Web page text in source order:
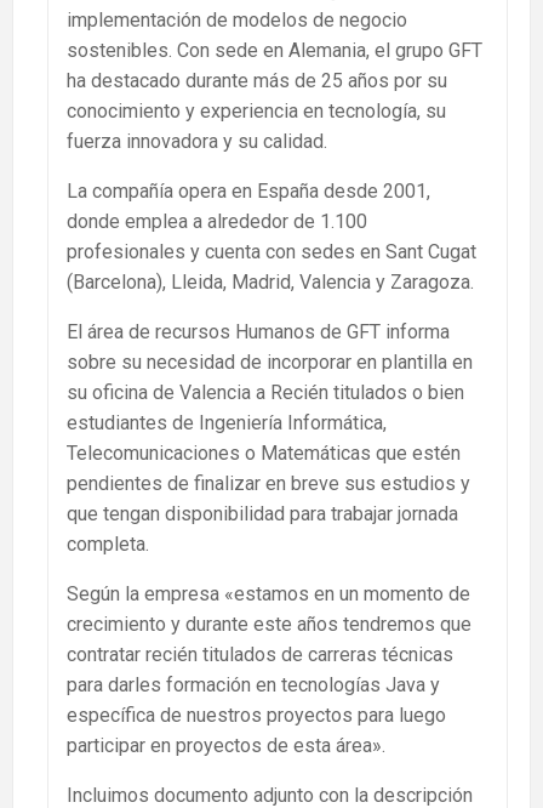
implementación de modelos de negocio
sostenibles. Con sede en Alemania, el grupo GFT
ha destacado durante más de 25 años por su
conocimiento y experiencia en tecnología, su
fuerza innovadora y su calidad.
La compañía opera en España desde 2001,
donde emplea a alrededor de 1.100
profesionales y cuenta con sedes en Sant Cugat
(Barcelona), Lleida, Madrid, Valencia y Zaragoza.
El área de recursos Humanos de GFT informa
sobre su necesidad de incorporar en plantilla en
su oficina de Valencia a Recién titulados o bien
estudiantes de Ingeniería Informática,
Telecomunicaciones o Matemáticas que estén
pendientes de finalizar en breve sus estudios y
que tengan disponibilidad para trabajar jornada
completa.
Según la empresa «estamos en un momento de
crecimiento y durante este años tendremos que
contratar recién titulados de carreras técnicas
para darles formación en tecnologías Java y
específica de nuestros proyectos para luego
participar en proyectos de esta área».
Incluimos documento adjunto con la descripción